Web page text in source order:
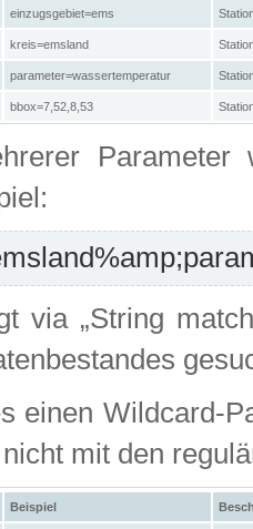
einzugsgebiet=ems
kreis=emsland
parameter=wassertemperatur
bbox=7,52,8,53
Parameter
via „String
einen Wildcard-
mit den
Beispiel